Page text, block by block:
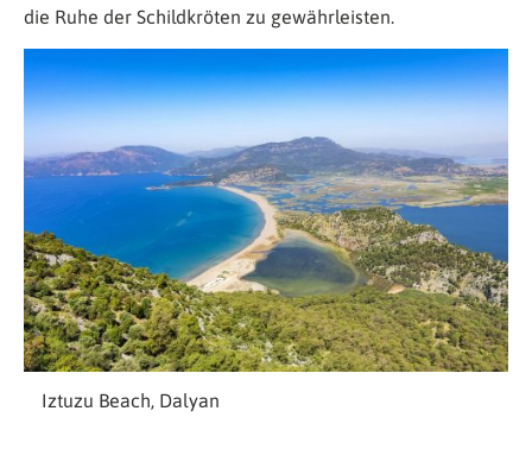
die Ruhe der Schildkröten zu gewährleisten.
Iztuzu Beach, Dalyan